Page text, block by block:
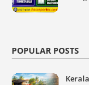
POPULAR POSTS